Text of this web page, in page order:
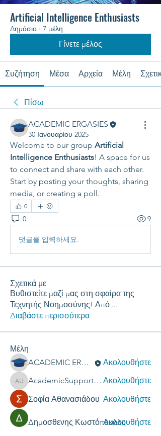
Artificial Intelligence Enthusiasts
Δημόσιο · 7 μέλη
Γίνετε μέλος
Συζήτηση Μέσα Αρχεία Μέλη
Πίσω
ACADEMIC ERGASIES
30 Ιανουαρίου 2025
Welcome to our group Artificial
Intelligence Enthusiasts! A space for us
to connect and share with each other.
Start by posting your thoughts, sharing
media, or creating a poll.
0
0 9
댓글을 입력하세요.
Σχετικά με
Βυθιστείτε μαζί μας στη σφαίρα της
Τεχνητής Νοημοσύνης! Από ...
Διαβάστε περισσότερα
Μέλη
ACADEMIC ERGASIES Ακολουθήστε
AcademicSupport UK AcademicSupport UK Ακολουθήστε
Σοφία Αθανασιάδου Ακολουθήστε
Δημοσθενης ΚωστόπουλοςΑκολουθήστε